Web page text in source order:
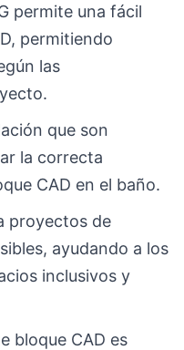
permite una fácil
permitiendo
las
que son
la correcta
CAD en el baño.
proyectos de
ayudando a los
inclusivos y
bloque CAD es